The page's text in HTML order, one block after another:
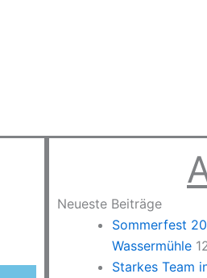
Neueste Beiträge
Sommerfest
Wassermühle
Starkes Team